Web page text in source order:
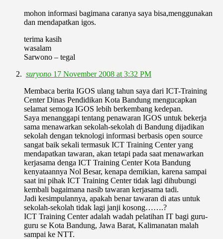
mohon informasi bagimana caranya saya bisa,menggunakan
dan mendapatkan igos.
terima kasih
wasalam
Sarwono – tegal
suryono 17 November 2008 at 3:32 PM
Membaca berita IGOS ulang tahun saya dari ICT-Training
Center Dinas Pendidikan Kota Bandung mengucapkan
selamat semoga IGOS lebih berkembang kedepan.
Saya menanggapi tentang penawaran IGOS untuk bekerja
sama menawarkan sekolah-sekolah di Bandung dijadikan
sekolah dengan teknologi informasi berbasis open source
sangat baik sekali termasuk ICT Training Center yang
mendapatkan tawaran, akan tetapi pada saat menawarkan
kerjasama denga ICT Training Center Kota Bandung
kenyataannya Nol Besar, kenapa demikian, karena sampai
saat ini pihak ICT Training Center tidak lagi dihubungi
kembali bagaimana nasib tawaran kerjasama tadi.
Jadi kesimpulannya, apakah benar tawaran di atas untuk
sekolah-sekolah tidak lagi janji kosong…….?
ICT Training Center adalah wadah pelatihan IT bagi guru-
guru se Kota Bandung, Jawa Barat, Kalimanatan malah
sampai ke NTT.